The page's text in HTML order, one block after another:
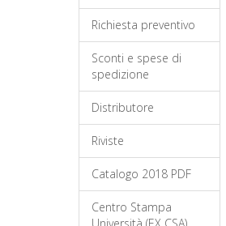
Richiesta preventivo
Sconti e spese di
spedizione
Distributore
Riviste
Catalogo 2018 PDF
Centro Stampa